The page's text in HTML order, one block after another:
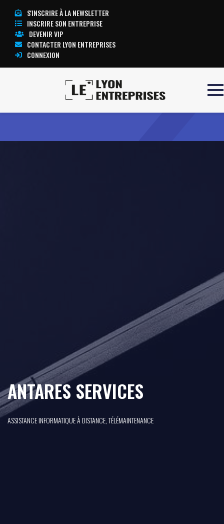
S'INSCRIRE À LA NEWSLETTER
INSCRIRE SON ENTREPRISE
DEVENIR VIP
CONTACTER LYON ENTREPRISES
CONNEXION
ANTARES SERVICES
ASSISTANCE INFORMATIQUE À DISTANCE, TÉLÉMAINTENANCE